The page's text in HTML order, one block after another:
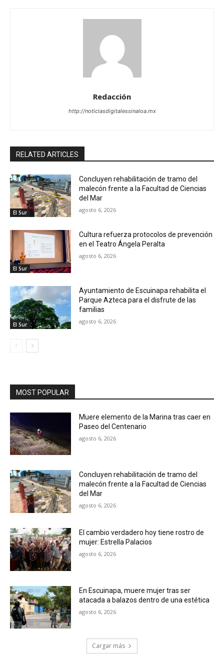
Redacción
http://noticiasdigitalessinaloa.mx
RELATED ARTICLES
El Sur
Concluyen rehabilitación de tramo del
malecón frente a la Facultad de Ciencias
del Mar
agosto 6, 2026
El Sur
Cultura refuerza protocolos de prevención
en el Teatro Ángela Peralta
agosto 6, 2026
El Sur
Ayuntamiento de Escuinapa rehabilita el
Parque Azteca para el disfrute de las
familias
agosto 6, 2026
MOST POPULAR
Muere elemento de la Marina tras caer en
Paseo del Centenario
agosto 6, 2026
Concluyen rehabilitación de tramo del
malecón frente a la Facultad de Ciencias
del Mar
agosto 6, 2026
El cambio verdadero hoy tiene rostro de
mujer: Estrella Palacios
agosto 6, 2026
En Escuinapa, muere mujer tras ser
atacada a balazos dentro de una estética
agosto 6, 2026
Cargar más